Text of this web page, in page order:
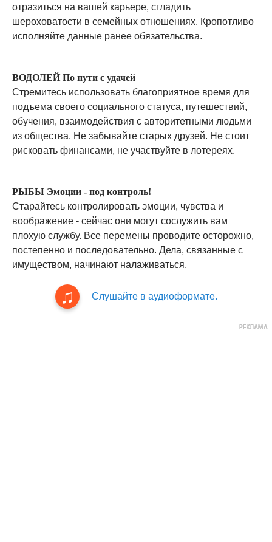
отразиться на вашей карьере, сгладить
шероховатости в семейных отношениях. Кропотливо
исполняйте данные ранее обязательства.
ВОДОЛЕЙ По пути с удачей
Стремитесь использовать благоприятное время для
подъема своего социального статуса, путешествий,
обучения, взаимодействия с авторитетными людьми
из общества. Не забывайте старых друзей. Не стоит
рисковать финансами, не участвуйте в лотереях.
РЫБЫ Эмоции - под контроль!
Старайтесь контролировать эмоции, чувства и
воображение - сейчас они могут сослужить вам
плохую службу. Все перемены проводите осторожно,
постепенно и последовательно. Дела, связанные с
имуществом, начинают налаживаться.
Слушайте в аудиоформате.